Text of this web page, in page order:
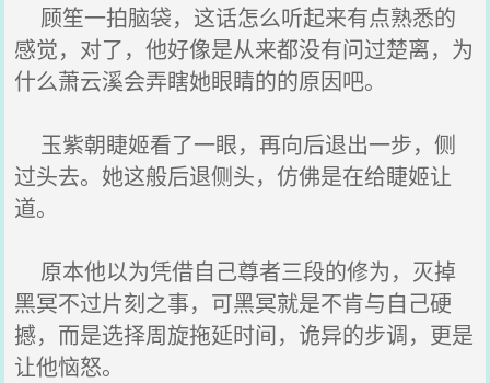
顾笙一拍脑袋，这话怎么听起来有点熟悉的
感觉，对了，他好像是从来都没有问过楚离，为
什么萧云溪会弄瞎她眼睛的的原因吧。
玉紫朝睫姬看了一眼，再向后退出一步，侧
过头去。她这般后退侧头，仿佛是在给睫姬让
道。
原本他以为凭借自己尊者三段的修为，灭掉
黑冥不过片刻之事，可黑冥就是不肯与自己硬
撼，而是选择周旋拖延时间，诡异的步调，更是
让他恼怒。